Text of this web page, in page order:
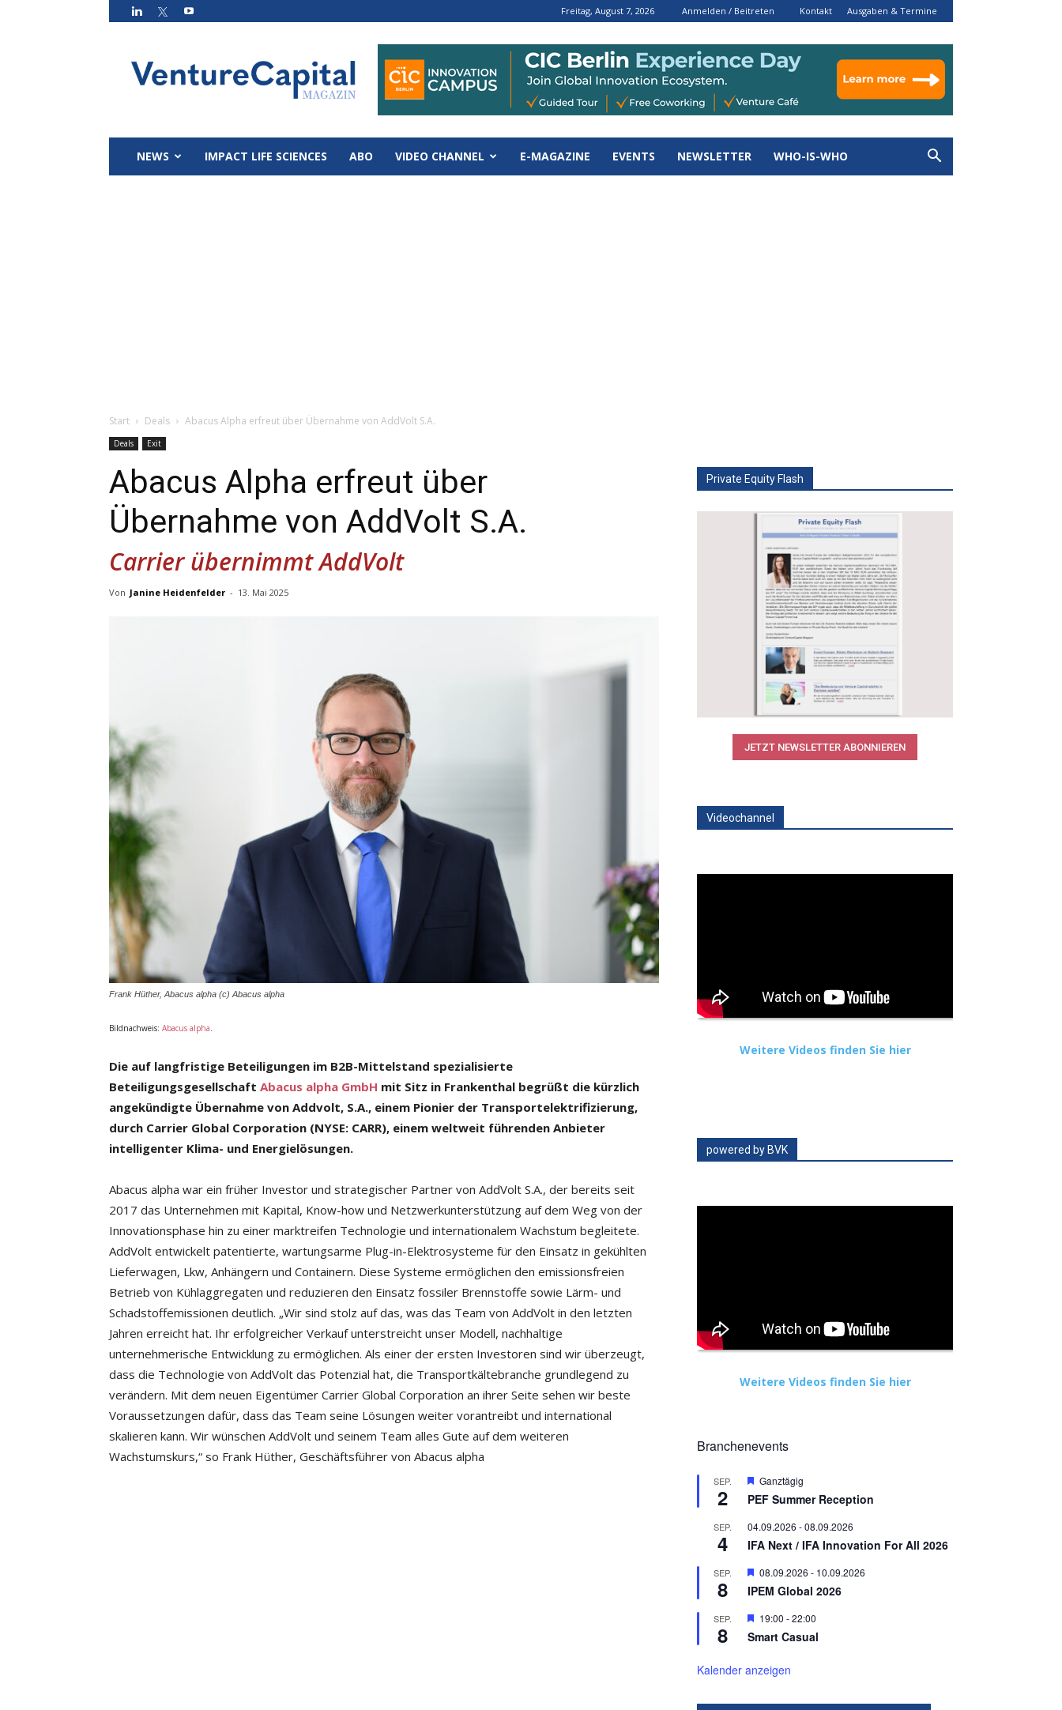
Freitag, August 7, 2026 Anmelden / Beitreten Kontakt Ausgaben & Termine
Magazin
NEWS IMPACT LIFE SCIENCES ABO VIDEO CHANNEL E-MAGAZINE EVENTS NEWSLETTER WHO-IS-WHO
Start Deals Abacus Alpha erfreut über Übernahme von AddVolt S.A.
Deals Exit
Abacus Alpha erfreut über
Übernahme von AddVolt S.A.
Carrier übernimmt AddVolt
Von Janine Heidenfelder - 13. Mai 2025
Frank Hüther, Abacus alpha (c) Abacus alpha
Bildnachweis: Abacus alpha.
Die auf langfristige Beteiligungen im B2B-Mittelstand spezialisierte
Beteiligungsgesellschaft Abacus alpha GmbH mit Sitz in Frankenthal begrüßt die kürzlich
angekündigte Übernahme von Addvolt, S.A., einem Pionier der Transportelektrifizierung,
durch Carrier Global Corporation (NYSE: CARR), einem weltweit führenden Anbieter
intelligenter Klima- und Energielösungen.
Abacus alpha war ein früher Investor und strategischer Partner von AddVolt S.A., der bereits seit
2017 das Unternehmen mit Kapital, Know-how und Netzwerkunterstützung auf dem Weg von der
Innovationsphase hin zu einer marktreifen Technologie und internationalem Wachstum begleitete.
AddVolt entwickelt patentierte, wartungsarme Plug-in-Elektrosysteme für den Einsatz in gekühlten
Lieferwagen, Lkw, Anhängern und Containern. Diese Systeme ermöglichen den emissionsfreien
Betrieb von Kühlaggregaten und reduzieren den Einsatz fossiler Brennstoffe sowie Lärm- und
Schadstoffemissionen deutlich. „Wir sind stolz auf das, was das Team von AddVolt in den letzten
Jahren erreicht hat. Ihr erfolgreicher Verkauf unterstreicht unser Modell, nachhaltige
unternehmerische Entwicklung zu ermöglichen. Als einer der ersten Investoren sind wir überzeugt,
dass die Technologie von AddVolt das Potenzial hat, die Transportkältebranche grundlegend zu
verändern. Mit dem neuen Eigentümer Carrier Global Corporation an ihrer Seite sehen wir beste
Voraussetzungen dafür, dass das Team seine Lösungen weiter vorantreibt und international
skalieren kann. Wir wünschen AddVolt und seinem Team alles Gute auf dem weiteren
Wachstumskurs,“ so Frank Hüther, Geschäftsführer von Abacus alpha
Private Equity Flash
JETZT NEWSLETTER ABONNIEREN
Videochannel
Weitere Videos finden Sie hier
powered by BVK
Weitere Videos finden Sie hier
Branchenevents
SEP.
2
Hervorgehoben
Ganztägig
PEF Summer Reception
SEP.
4
04.09.2026 -08.09.2026
IFA Next / IFA Innovation For All 2026
SEP.
8
Hervorgehoben
08.09.2026 - 10.09.2026
IPEM Global 2026
SEP.
8
Hervorgehoben
19:00 -22:00
Smart Casual
Kalender anzeigen